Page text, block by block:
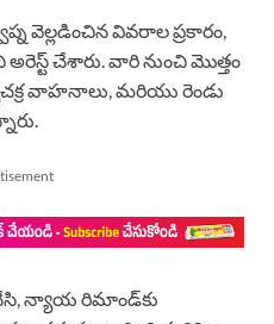
వెల్లడించిన వివరాల ప్రకారం,
అరెస్ట్ చేశారు. వారి నుంచి మొత్తం
వాహనాలు, మరియు రెండు
న్యాయ రిమాండ్‌కు